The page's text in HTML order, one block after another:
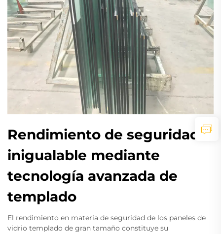
Rendimiento de seguridad
inigualable mediante
tecnología avanzada de
templado
El rendimiento en materia de seguridad de los paneles de
vidrio templado de gran tamaño constituye su